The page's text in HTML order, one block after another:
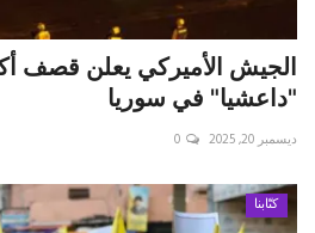
"داعشيا" في سوريا
ديسمبر 20, 2025 0
كتّابنا